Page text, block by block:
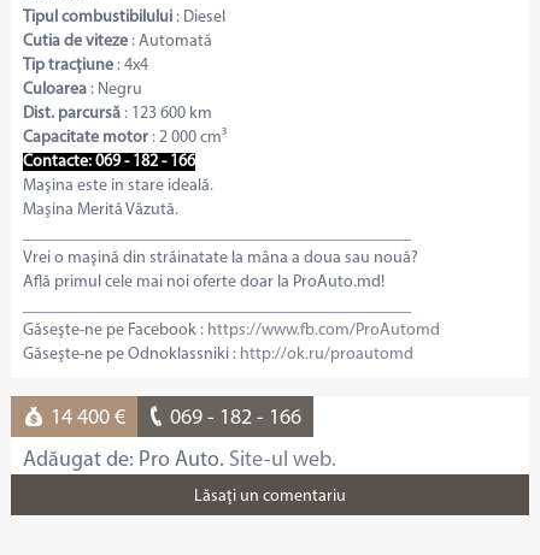
Tipul combustibilului: Diesel
Cutia de viteze: Automată
Tip tracțiune: 4x4
Culoarea: Negru
Dist. parcursă : 123 600 km
Capacitate motor: 2 000 cm³
Contacte: 069 - 182 - 166
Maşina este in stare ideală.
Maşina Merită Văzută.
Vrei o maşină din străinatate la mâna a doua sau nouă?
Află primul cele mai noi oferte doar la ProAuto.md!
Găseşte-ne pe Facebook : https://www.fb.com/ProAutomd
Găseşte-ne pe Odnoklassniki : http://ok.ru/proautomd
14 400 €
069 - 182 - 166
Adăugat de: Pro Auto. Site-ul web.
Lăsaţi un comentariu